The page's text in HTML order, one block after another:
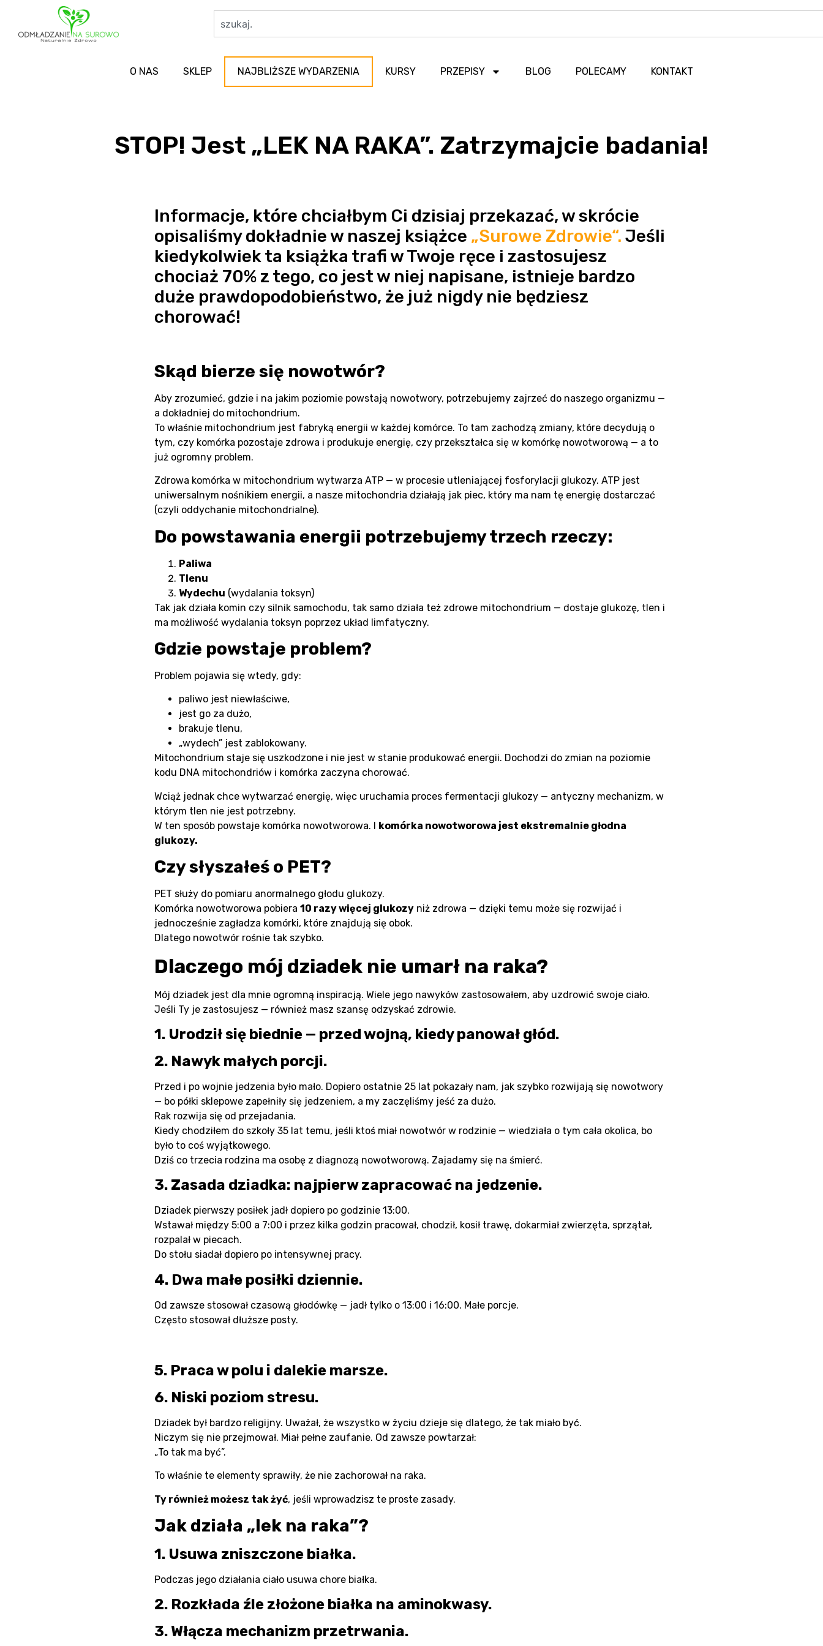
O NAS SKLEP NAJBLIŻSZE WYDARZENIA KURSY PRZEPISY BLOG POLECAMY KONTAKT
STOP! Jest „LEK NA RAKA”. Zatrzymajcie badania!
Informacje, które chciałbym Ci dzisiaj przekazać, w skrócie
opisaliśmy dokładnie w naszej książce „Surowe Zdrowie“. Jeśli
kiedykolwiek ta książka trafi w Twoje ręce i zastosujesz
chociaż 70% z tego, co jest w niej napisane, istnieje bardzo
duże prawdopodobieństwo, że już nigdy nie będziesz
chorować!
Skąd bierze się nowotwór?
Aby zrozumieć, gdzie i na jakim poziomie powstają nowotwory, potrzebujemy zajrzeć do naszego organizmu —
a dokładniej do mitochondrium.
To właśnie mitochondrium jest fabryką energii w każdej komórce. To tam zachodzą zmiany, które decydują o
tym, czy komórka pozostaje zdrowa i produkuje energię, czy przekształca się w komórkę nowotworową — a to
już ogromny problem.
Zdrowa komórka w mitochondrium wytwarza ATP — w procesie utleniającej fosforylacji glukozy. ATP jest
uniwersalnym nośnikiem energii, a nasze mitochondria działają jak piec, który ma nam tę energię dostarczać
(czyli oddychanie mitochondrialne).
Do powstawania energii potrzebujemy trzech rzeczy:
Paliwa
Tlenu
Wydechu (wydalania toksyn)
Tak jak działa komin czy silnik samochodu, tak samo działa też zdrowe mitochondrium — dostaje glukozę, tlen i
ma możliwość wydalania toksyn poprzez układ limfatyczny.
Gdzie powstaje problem?
Problem pojawia się wtedy, gdy:
paliwo jest niewłaściwe,
jest go za dużo,
brakuje tlenu,
„wydech” jest zablokowany.
Mitochondrium staje się uszkodzone i nie jest w stanie produkować energii. Dochodzi do zmian na poziomie
kodu DNA mitochondriów i komórka zaczyna chorować.
Wciąż jednak chce wytwarzać energię, więc uruchamia proces fermentacji glukozy — antyczny mechanizm, w
którym tlen nie jest potrzebny.
W ten sposób powstaje komórka nowotworowa. I komórka nowotworowa jest ekstremalnie głodna
glukozy.
Czy słyszałeś o PET?
PET służy do pomiaru anormalnego głodu glukozy.
Komórka nowotworowa pobiera 10 razy więcej glukozy niż zdrowa — dzięki temu może się rozwijać i
jednocześnie zagładza komórki, które znajdują się obok.
Dlatego nowotwór rośnie tak szybko.
Dlaczego mój dziadek nie umarł na raka?
Mój dziadek jest dla mnie ogromną inspiracją. Wiele jego nawyków zastosowałem, aby uzdrowić swoje ciało.
Jeśli Ty je zastosujesz — również masz szansę odzyskać zdrowie.
1. Urodził się biednie — przed wojną, kiedy panował głód.
2. Nawyk małych porcji.
Przed i po wojnie jedzenia było mało. Dopiero ostatnie 25 lat pokazały nam, jak szybko rozwijają się nowotwory
— bo półki sklepowe zapełniły się jedzeniem, a my zaczęliśmy jeść za dużo.
Rak rozwija się od przejadania.
Kiedy chodziłem do szkoły 35 lat temu, jeśli ktoś miał nowotwór w rodzinie — wiedziała o tym cała okolica, bo
było to coś wyjątkowego.
Dziś co trzecia rodzina ma osobę z diagnozą nowotworową. Zajadamy się na śmierć.
3. Zasada dziadka: najpierw zapracować na jedzenie.
Dziadek pierwszy posiłek jadł dopiero po godzinie 13:00.
Wstawał między 5:00 a 7:00 i przez kilka godzin pracował, chodził, kosił trawę, dokarmiał zwierzęta, sprzątał,
rozpalał w piecach.
Do stołu siadał dopiero po intensywnej pracy.
4. Dwa małe posiłki dziennie.
Od zawsze stosował czasową głodówkę — jadł tylko o 13:00 i 16:00. Małe porcje.
Często stosował dłuższe posty.
5. Praca w polu i dalekie marsze.
6. Niski poziom stresu.
Dziadek był bardzo religijny. Uważał, że wszystko w życiu dzieje się dlatego, że tak miało być.
Niczym się nie przejmował. Miał pełne zaufanie. Od zawsze powtarzał:
„To tak ma być”.
To właśnie te elementy sprawiły, że nie zachorował na raka.
Ty również możesz tak żyć, jeśli wprowadzisz te proste zasady.
Jak działa „lek na raka”?
1. Usuwa zniszczone białka.
Podczas jego działania ciało usuwa chore białka.
2. Rozkłada źle złożone białka na aminokwasy.
3. Włącza mechanizm przetrwania.